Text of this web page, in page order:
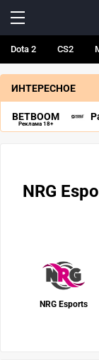
Dota 2 CS2
ИНТЕРЕСНОЕ
BETBOOM
Реклама 18+
NRG
NRG Esports